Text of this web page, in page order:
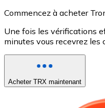
Commencez à acheter
Une fois les vérifications
minutes vous recevrez les
Acheter TRX maintenant